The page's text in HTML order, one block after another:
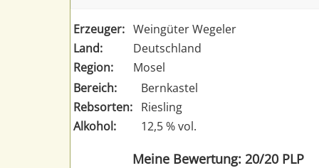
Erzeuger: Weingüter Wegeler
Land:
Deutschland
Region:
Mosel
Bereich:
Bernkastel
Rebsorten: Riesling
Alkohol:
12,5 % vol.
Meine Bewertung: 20/20 PLP